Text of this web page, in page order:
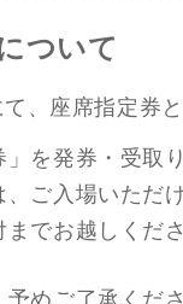
ついて
、座席指定券
を発券・受取
ご入場いただ
でお越しくだ
めご了承くだ